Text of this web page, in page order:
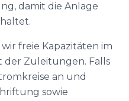
damit die Anlage
freie Kapazitäten im
der Zuleitungen. Falls
an und
sowie